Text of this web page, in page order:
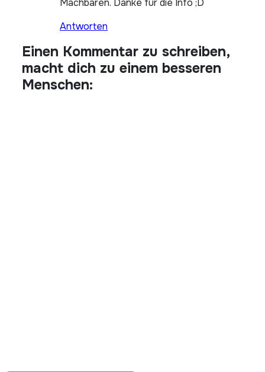
Machbaren. Danke für die Info ;D
Antworten
Einen Kommentar zu schreiben,
macht dich zu einem besseren
Menschen: